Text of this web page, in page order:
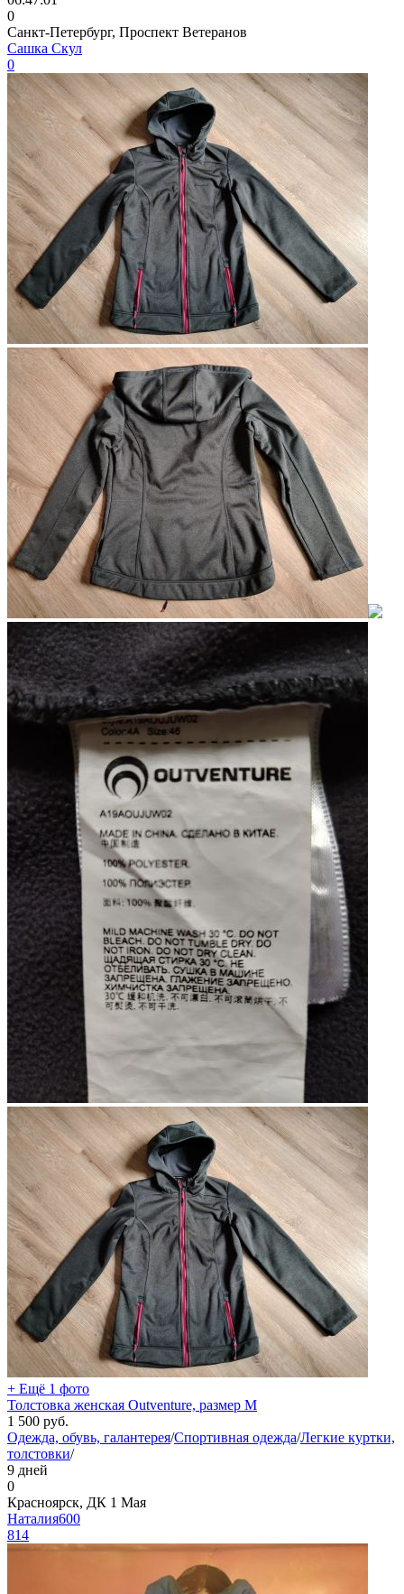
0
Санкт-Петербург, Проспект Ветеранов
Сашка Скул
0
+ Ещё 1 фото
Толстовка женская Outventure, размер М
1 500 руб.
Одежда, обувь, галантерея/Спортивная одежда/Легкие куртки,
толстовки/
9 дней
0
Красноярск, ДК 1 Мая
Наталия600
814